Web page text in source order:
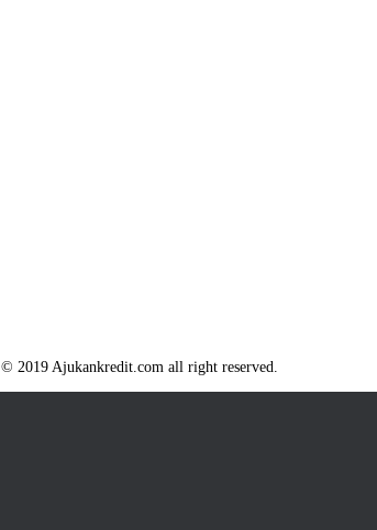
© 2019 Ajukankredit.com all right reserved.